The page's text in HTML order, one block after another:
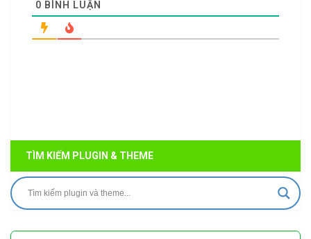
0 BÌNH LUẬN
TÌM KIẾM PLUGIN & THEME